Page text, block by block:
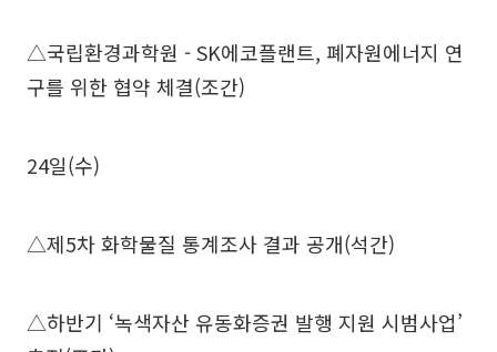
△국립환경과학원 - SK에코플랜트, 폐자원에너지 연
구를 위한 협약 체결(조간)
24일(수)
△제5차 화학물질 통계조사 결과 공개(석간)
△하반기 ‘녹색자산 유동화증권 발행 지원 시범사업’